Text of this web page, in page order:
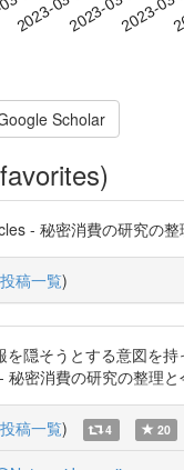
Scholar
- 秘密消費の研究の
投稿一覧)
隠そうとする意図を
密消費の研究の整理
投稿一覧) 4 20